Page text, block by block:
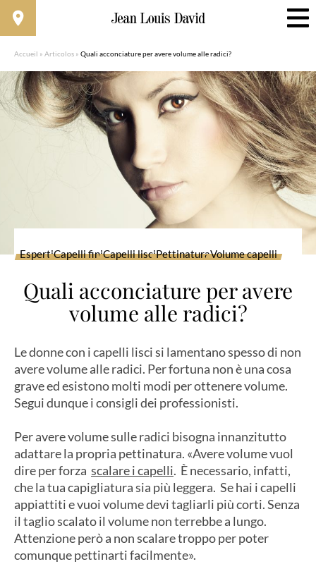
Accueil » Articolos » Quali acconciature per avere volume alle radici?
EspertiCapelli finiCapelli lisciPettinaturaVolume capelli
Quali acconciature per avere
volume alle radici?
Le donne con i capelli lisci si lamentano spesso di non
avere volume alle radici. Per fortuna non è una cosa
grave ed esistono molti modi per ottenere volume.
Segui dunque i consigli dei professionisti.
Per avere volume sulle radici bisogna innanzitutto
adattare la propria pettinatura. «Avere volume vuol
dire per forza scalare i capelli. È necessario, infatti,
che la tua capigliatura sia più leggera. Se hai i capelli
appiattiti e vuoi volume devi tagliarli più corti. Senza
il taglio scalato il volume non terrebbe a lungo.
Attenzione però a non scalare troppo per poter
comunque pettinarti facilmente».